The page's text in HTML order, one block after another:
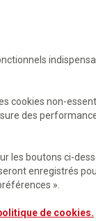
cookies non-
des
les boutons ci-
enregistrés
».
de cookies.